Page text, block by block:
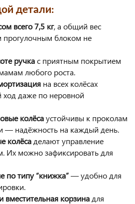
детали:
всего 7,5 кг, а общий вес
прогулочным блоком не
ручкас приятным покрытием
любого роста.
на всех колёсах
ход даже по неровной
колёсаустойчивы к проколам
— надёжность на каждый день.
колёса делают управление
Их можно зафиксировать для
по типу “книжка”— удобно для
корзина для